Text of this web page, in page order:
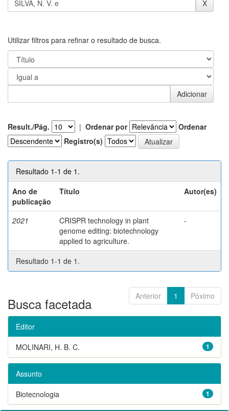
Utilizar filtros para refinar o resultado de busca.
Result./Pág. | Ordenar por
Ordenar
Registro(s)
Resultado 1-1 de 1.
Ano de
publicação
Título Autor(es)
2021
CRISPR technology in plant
genome editing: biotechnology
applied to agriculture.
-
Resultado 1-1 de 1.
Anterior 1 Póximo
Busca facetada
Editor
1
MOLINARI, H. B. C.
Assunto
1
Biotecnologia